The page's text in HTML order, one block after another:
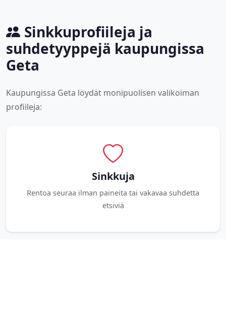
Sinkkuprofiileja ja
suhdetyyppejä kaupungissa
Geta
Kaupungissa Geta löydät monipuolisen valikoiman
profiileja:
Sinkkuja
Rentoa seuraa ilman paineita tai vakavaa suhdetta
etsiviä